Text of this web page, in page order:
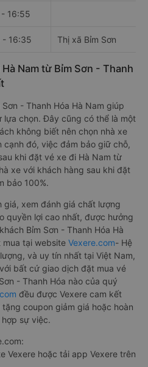
16:55
16:35 Thị xã Bỉm Sơn
Nam từ Bỉm Sơn - Thanh
- Thanh Hóa Hà Nam giúp
chọn. Đây cũng có thể là một
không biết nên chọn nhà xe
cạnh đó, việc đảm bảo giữ chỗ,
khi đặt vé xe đi Hà Nam từ
xe với khách hàng sau khi đặt
bảo 100%.
giá, xem đánh giá chất lượng
quyền lợi cao nhất, được hưởng
Bỉm Sơn - Thanh Hóa Hà
mua tại website Vexere.com- Hệ
và uy tín nhất tại Việt Nam,
bất cứ giao dịch đặt mua vé
- Thanh Hóa nào của quý
đều được Vexere cam kết
coupon giảm giá hoặc hoàn
sự việc.
Vexere hoặc tải app Vexere trên